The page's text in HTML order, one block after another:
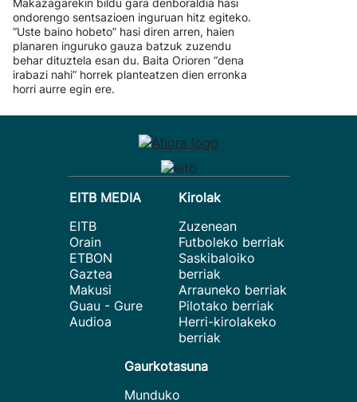
Makazagarekin bildu gara denboraldia hasi
ondorengo sentsazioen inguruan hitz egiteko.
“Uste baino hobeto” hasi diren arren, haien
planaren inguruko gauza batzuk zuzendu
behar dituztela esan du. Baita Orioren “dena
irabazi nahi” horrek planteatzen dien erronka
horri aurre egin ere.
EITB MEDIA
EITB
Orain
ETBON
Gaztea
Makusi
Guau - Gure
Audioa
Kirolak
Zuzenean
Futboleko berriak
Saskibaloiko
berriak
Arrauneko berriak
Pilotako berriak
Herri-kirolakeko
berriak
Gaurkotasuna
Munduko